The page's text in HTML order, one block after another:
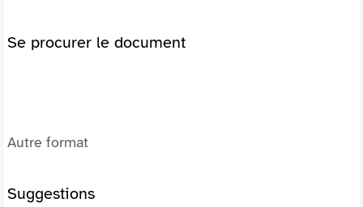
Se procurer le document
Autre format
Suggestions